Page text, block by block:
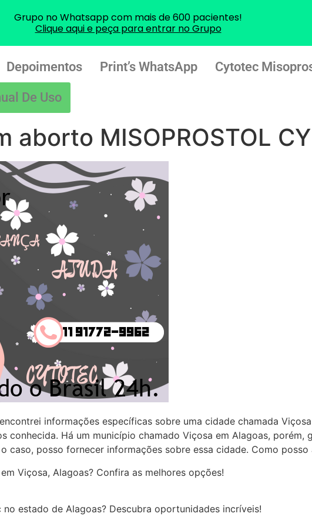
Depoimentos Print’s WhatsApp Cytotec
De Uso
aborto MISOPROSTOL
informações específicas sobre uma cidade chamada
conhecida. Há um município chamado Viçosa em Alagoas, porém,
caso, posso fornecer informações sobre essa cidade. Como posso
Viçosa, Alagoas? Confira as melhores opções!
estado de Alagoas? Descubra oportunidades incríveis!
Grupo no Whatsapp com mais de 600 pacientes!
Clique aqui e peça para entrar no Grupo